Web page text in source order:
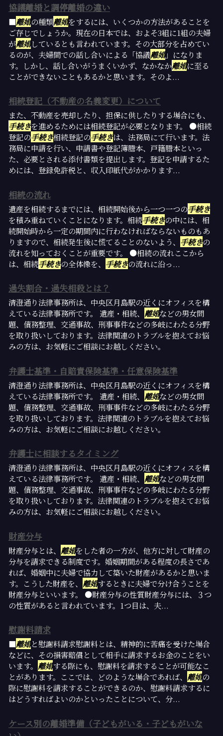
協議離婚と調停離婚の違い
■離婚の種類離婚をするには、いくつかの方法があることを
ご存じでしょうか。現在の日本では、およそ3組に1組の夫婦
が離婚しているとも言われています。その大部分を占めてい
るのが、夫婦間での話し合いによる「協議離婚」になりま
す。しかし、話し合いがうまくいかず、なかなか離婚に至る
ことができないこともあるかと思います。そのよ...
相続登記（不動産の名義変更）について
また、不動産を売却したり、担保に供したりする場合にも、
手続きを進めるためには相続登記が必要となります。 ●相続
登記の手続き相続登記の手続きは、法務局にて行います。法
務局に申請を行い、申請書や登記簿謄本、戸籍謄本といっ
た、必要とされる添付書類を提出します。登記を申請するた
めには、登録免許税と、収入印紙代がかかります...
相続の流れ
遺産を相続するまでには、相続開始後から一つ一つの手続き
を積み重ねていくことになります。相続手続きの中には、相
続開始時から一定の期間内に行わなければならないものもあ
りますので、相続発生後に慌てることのないよう、 手続きの
流れを知っておくことが重要です。 ●相続の流れここから
は、相続手続きの全体像を、 手続きの流れに沿っ...
過失割合・過失相殺とは？
清澄通り法律事務所は、中央区月島駅の近くにオフィスを構
えている法律事務所です。 遺産・相続、 離婚などの男女問
題、債務整理、交通事故、刑事事件などの多岐にわたる分野
を取り扱いしております。法律関連のトラブルを抱えてお悩
みの方は、お気軽にご相談にお越しください。
弁護士基準・自賠責保険基準・任意保険基準
清澄通り法律事務所は、中央区月島駅の近くにオフィスを構
えている法律事務所です。 遺産・相続、 離婚などの男女問
題、債務整理、交通事故、刑事事件などの多岐にわたる分野
を取り扱いしております。法律関連のトラブルを抱えてお悩
みの方は、お気軽にご相談にお越しください。
弁護士に相談するタイミング
清澄通り法律事務所は、中央区月島駅の近くにオフィスを構
えている法律事務所です。 遺産・相続、 離婚などの男女問
題、債務整理、交通事故、刑事事件などの多岐にわたる分野
を取り扱いしております。法律関連のトラブルを抱えてお悩
みの方は、お気軽にご相談にお越しください。
財産分与
財産分与とは、 離婚をした者の一方が、他方に対して財産の
分与を請求できる制度です。婚姻期間がある程度の長さであ
れば、婚姻中に夫婦で協力して築いた財産があるかと思いま
す。こうした財産を、 離婚するときに夫婦で分け合うことを
財産分与といいます。 ●財産分与の性質財産分与には、３つ
の性質があると言われています。1つ目は、夫...
慰謝料請求
■離婚と慰謝料請求慰謝料とは、精神的に苦痛を受けた場合
などに、その損害賠償として相手に請求するお金のことをい
います。 離婚する際にも、慰謝料を請求することが可能なこ
とがあります。ここでは、どのような場合であれば、 離婚の
際に慰謝料を請求することができるのか、慰謝料請求するに
はどうすればよいのかといったことについて、分...
ケース別の離婚準備（子どもがいる・子どもがいな